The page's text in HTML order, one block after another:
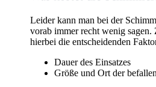
Leider kann man bei der
vorab immer recht wenig sagen.
hierbei die entscheidenden
Dauer des Einsatzes
Größe und Ort der